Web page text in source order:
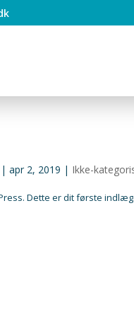
|apr 2, 2019 | Ikke-
Dette er dit første